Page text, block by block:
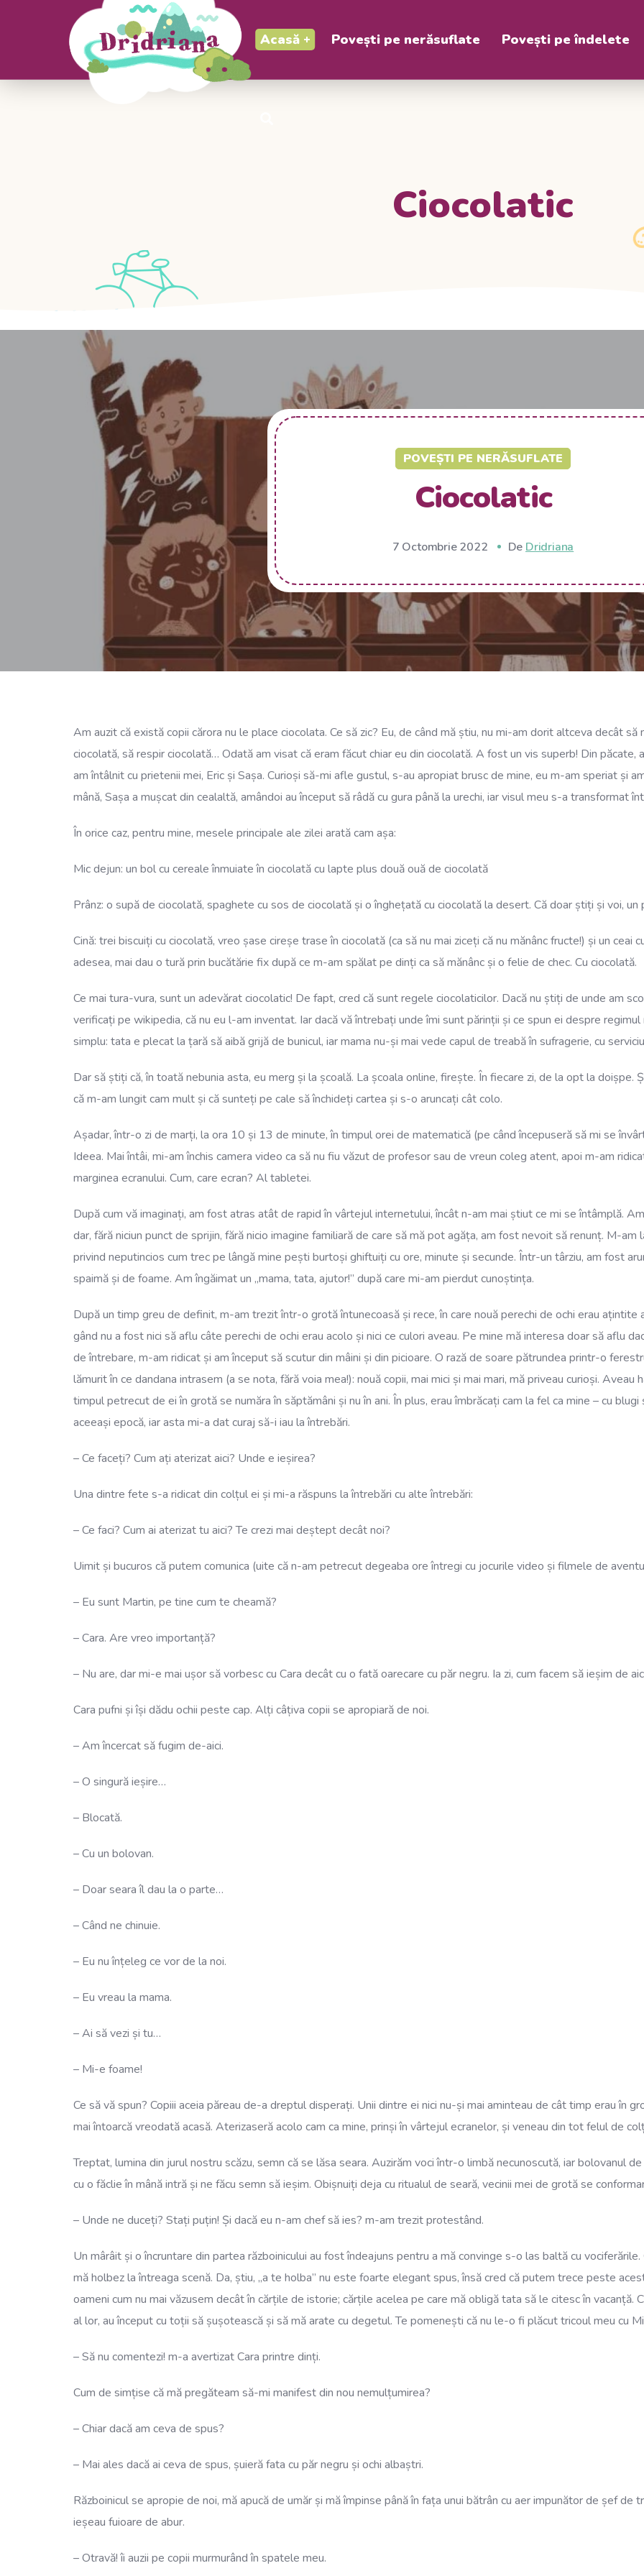
Acasă Povești pe nerăsuflate Povești pe îndelete
Ciocolatic
POVEȘTI PE NERĂSUFLATE
Ciocolatic
7 Octombrie 2022 De Dridriana
Am auzit că există copii cărora nu le place ciocolata. Ce să zic? Eu, de când mă știu, nu mi-am dorit altceva decât
ciocolată, să respir ciocolată… Odată am visat că eram făcut chiar eu din ciocolată. A fost un vis superb! Din
am întâlnit cu prietenii mei, Eric și Sașa. Curioși să-mi afle gustul, s-au apropiat brusc de mine, eu m-am speriat și
mână, Sașa a mușcat din cealaltă, amândoi au început să râdă cu gura până la urechi, iar visul meu s-a transformat
În orice caz, pentru mine, mesele principale ale zilei arată cam așa:
Mic dejun: un bol cu cereale înmuiate în ciocolată cu lapte plus două ouă de ciocolată
Prânz: o supă de ciocolată, spaghete cu sos de ciocolată și o înghețată cu ciocolată la desert. Că doar știți și voi,
Cină: trei biscuiți cu ciocolată, vreo șase cireșe trase în ciocolată (ca să nu mai ziceți că nu mănânc fructe!) și un ceai
adesea, mai dau o tură prin bucătărie fix după ce m-am spălat pe dinți ca să mănânc și o felie de chec. Cu ciocolată.
Ce mai tura-vura, sunt un adevărat ciocolatic! De fapt, cred că sunt regele ciocolaticilor. Dacă nu știți de unde am
verificați pe wikipedia, că nu eu l-am inventat. Iar dacă vă întrebați unde îmi sunt părinții și ce spun ei despre
simplu: tata e plecat la țară să aibă grijă de bunicul, iar mama nu-și mai vede capul de treabă în sufragerie, cu
Dar să știți că, în toată nebunia asta, eu merg și la școală. La școala online, firește. În fiecare zi, de la opt la
că m-am lungit cam mult și că sunteți pe cale să închideți cartea și s-o aruncați cât colo.
Așadar, într-o zi de marți, la ora 10 și 13 de minute, în timpul orei de matematică (pe când începuseră să mi se
Ideea. Mai întâi, mi-am închis camera video ca să nu fiu văzut de profesor sau de vreun coleg atent, apoi m-am
marginea ecranului. Cum, care ecran? Al tabletei.
După cum vă imaginați, am fost atras atât de rapid în vârtejul internetului, încât n-am mai știut ce mi se întâmplă.
dar, fără niciun punct de sprijin, fără nicio imagine familiară de care să mă pot agăța, am fost nevoit să renunț. M-
privind neputincios cum trec pe lângă mine pești burtoși ghiftuiți cu ore, minute și secunde. Într-un târziu, am fost
spaimă și de foame. Am îngăimat un „mama, tata, ajutor!” după care mi-am pierdut cunoștința.
După un timp greu de definit, m-am trezit într-o grotă întunecoasă și rece, în care nouă perechi de ochi erau ațintite
gând nu a fost nici să aflu câte perechi de ochi erau acolo și nici ce culori aveau. Pe mine mă interesa doar să aflu
de întrebare, m-am ridicat și am început să scutur din mâini și din picioare. O rază de soare pătrundea printr-o
lămurit în ce dandana intrasem (a se nota, fără voia mea!): nouă copii, mai mici și mai mari, mă priveau curioși.
timpul petrecut de ei în grotă se număra în săptămâni și nu în ani. În plus, erau îmbrăcați cam la fel ca mine – cu
aceeași epocă, iar asta mi-a dat curaj să-i iau la întrebări.
– Ce faceți? Cum ați aterizat aici? Unde e ieșirea?
Una dintre fete s-a ridicat din colțul ei și mi-a răspuns la întrebări cu alte întrebări:
– Ce faci? Cum ai aterizat tu aici? Te crezi mai deștept decât noi?
Uimit și bucuros că putem comunica (uite că n-am petrecut degeaba ore întregi cu jocurile video și filmele de
– Eu sunt Martin, pe tine cum te cheamă?
– Cara. Are vreo importanță?
– Nu are, dar mi-e mai ușor să vorbesc cu Cara decât cu o fată oarecare cu păr negru. Ia zi, cum facem să ieșim de
Cara pufni și își dădu ochii peste cap. Alți câțiva copii se apropiară de noi.
– Am încercat să fugim de-aici.
– O singură ieșire…
– Blocată.
– Cu un bolovan.
– Doar seara îl dau la o parte…
– Când ne chinuie.
– Eu nu înțeleg ce vor de la noi.
– Eu vreau la mama.
– Ai să vezi și tu…
– Mi-e foame!
Ce să vă spun? Copiii aceia păreau de-a dreptul disperați. Unii dintre ei nici nu-și mai aminteau de cât timp erau în
mai întoarcă vreodată acasă. Aterizaseră acolo cam ca mine, prinși în vârtejul ecranelor, și veneau din tot felul de
Treptat, lumina din jurul nostru scăzu, semn că se lăsa seara. Auzirăm voci într-o limbă necunoscută, iar bolovanul
cu o făclie în mână intră și ne făcu semn să ieșim. Obișnuiți deja cu ritualul de seară, vecinii mei de grotă se
– Unde ne duceți? Stați puțin! Și dacă eu n-am chef să ies? m-am trezit protestând.
Un mârâit și o încruntare din partea războinicului au fost îndeajuns pentru a mă convinge s-o las baltă cu
mă holbez la întreaga scenă. Da, știu, „a te holba” nu este foarte elegant spus, însă cred că putem trece peste
oameni cum nu mai văzusem decât în cărțile de istorie; cărțile acelea pe care mă obligă tata să le citesc în vacanță.
al lor, au început cu toții să șușotească și să mă arate cu degetul. Te pomenești că nu le-o fi plăcut tricoul meu cu
– Să nu comentezi! m-a avertizat Cara printre dinți.
Cum de simțise că mă pregăteam să-mi manifest din nou nemulțumirea?
– Chiar dacă am ceva de spus?
– Mai ales dacă ai ceva de spus, șuieră fata cu păr negru și ochi albaștri.
Războinicul se apropie de noi, mă apucă de umăr și mă împinse până în fața unui bătrân cu aer impunător de șef de
ieșeau fuioare de abur.
– Otravă! îi auzii pe copii murmurând în spatele meu.